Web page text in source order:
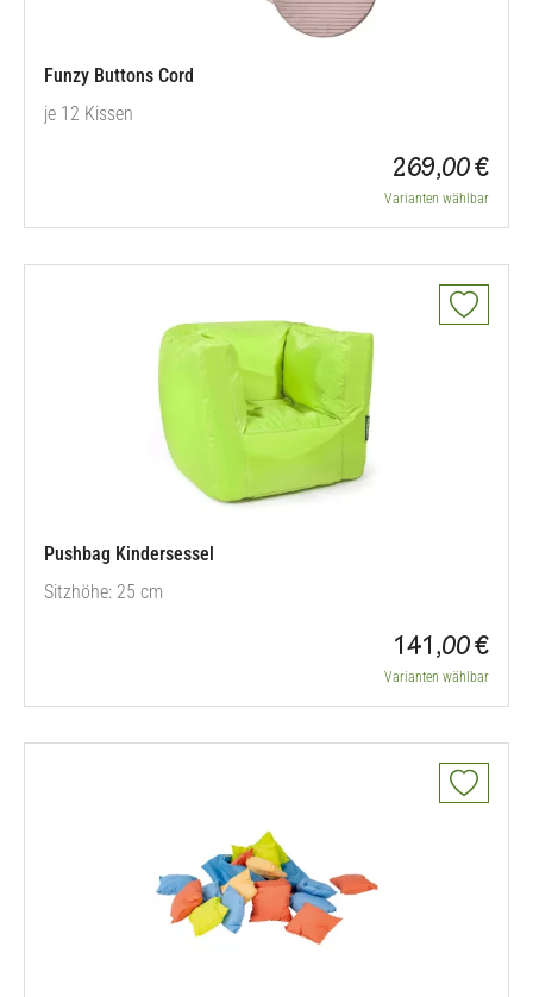
Funzy Buttons Cord
je 12 Kissen
269,00 €
Varianten wählbar
Pushbag Kindersessel
Sitzhöhe: 25 cm
141,00 €
Varianten wählbar